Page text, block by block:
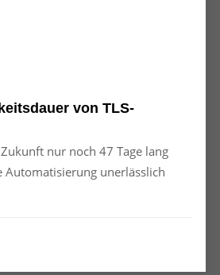
von TLS-
nur noch 47 Tage lang
Automatisierung unerlässlich